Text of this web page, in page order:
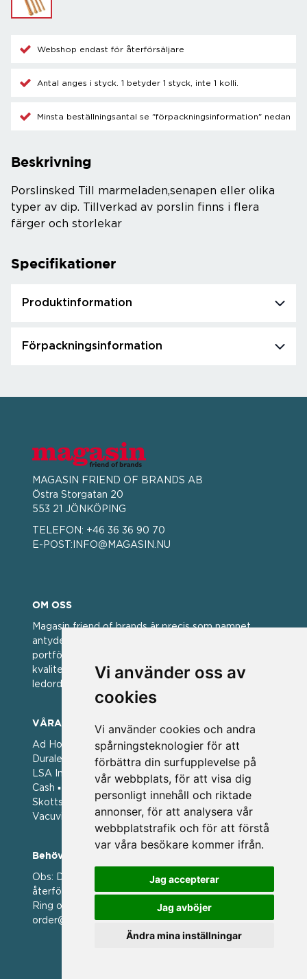
Vi använder oss av
cookies
Vi använder cookies och andra
spårningsteknologier för att
förbättra din surfupplevelse på
vår webbplats, för att visa dig
personligt innehåll och riktade
annonser, för att analysera vår
webbplatstrafik och för att förstå
var våra besökare kommer ifrån.
Jag accepterar
Jag avböjer
Ändra mina inställningar
Webshop endast för återförsäljare
Antal anges i styck. 1 betyder 1 styck, inte 1 kolli.
Minsta beställningsantal se "förpackningsinformation" nedan
Beskrivning
Porslinsked Till marmeladen,senapen eller olika
typer av dip. Tillverkad av porslin finns i flera
färger och storlekar
Specifikationer
Produktinformation
Förpackningsinformation
MAGASIN FRIEND OF BRANDS AB
Östra Storgatan 20
553 21 JÖNKÖPING
TELEFON: +46 36 36 90 70
E-POST: INFO@MAGASIN.NU
OM OSS
Magasin friend of brands är precis som namnet
antyder; en vän av varumärken. Vi har idag en stor
portfölj med välkända varumärken med hög
kvalitet. För oss har kvalitet alltid varit ett av
ledorden och som styrt vår verksamhet.
VÅRA VARUMÄRKEN
Ad Hoc ▪ Bialetti ▪ Cole & Mason ▪ Caps Me ▪
Duralex ▪ Forged ▪ G3 Ferrari ▪ Ken Hom ▪ Kilner ▪
LSA International ▪ Laguiole Style de Vie ▪ Mason
Cash ▪ Pintinox ▪ Plate-it ▪ Price and Kengsington ▪
Skottsberg ▪ Scandinavian Home ▪ Style de Vie ▪
Vacuvin ▪ Viners ▪ Zack ▪ Zyliss
Behöver du hjälp att beställa?
Obs: Detta är en webshop enbart för våra
återförsäljare.
Ring oss på 036 369070 eller mejla till oss på
order@magasin.nu